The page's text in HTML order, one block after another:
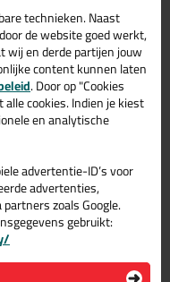
technieken. Naast
de website goed werkt,
wij en derde partijen jouw
content kunnen laten
. Door op "Cookies
cookies. Indien je kiest
en analytische
advertentie-ID’s voor
advertenties,
zoals Google.
gebruikt: